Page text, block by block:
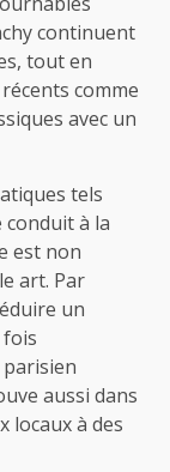
continuent
tout en
comme
avec un
tels
conduit à la
est non
art. Par
un
fois
aussi dans
locaux à des